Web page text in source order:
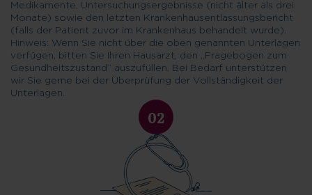
Medikamente, Untersuchungsergebnisse (nicht älter als drei
Monate) sowie den letzten Krankenhausentlassungsbericht
(falls der Patient zuvor im Krankenhaus behandelt wurde).
Hinweis: Wenn Sie nicht über die oben genannten Unterlagen
verfügen, bitten Sie Ihren Hausarzt, den „Fragebogen zum
Gesundheitszustand“ auszufüllen. Bei Bedarf unterstützen
wir Sie gerne bei der Überprüfung der Vollständigkeit der
Unterlagen.
02